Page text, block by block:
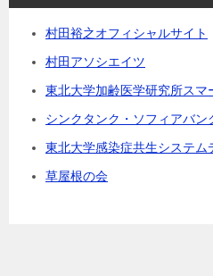
村田裕之オフィシャルサイト
村田アソシエイツ
東北大学加齢医学研究所スマ
シンクタンク・ソフィアバン
東北大学感染症共生システム
草屋根の会